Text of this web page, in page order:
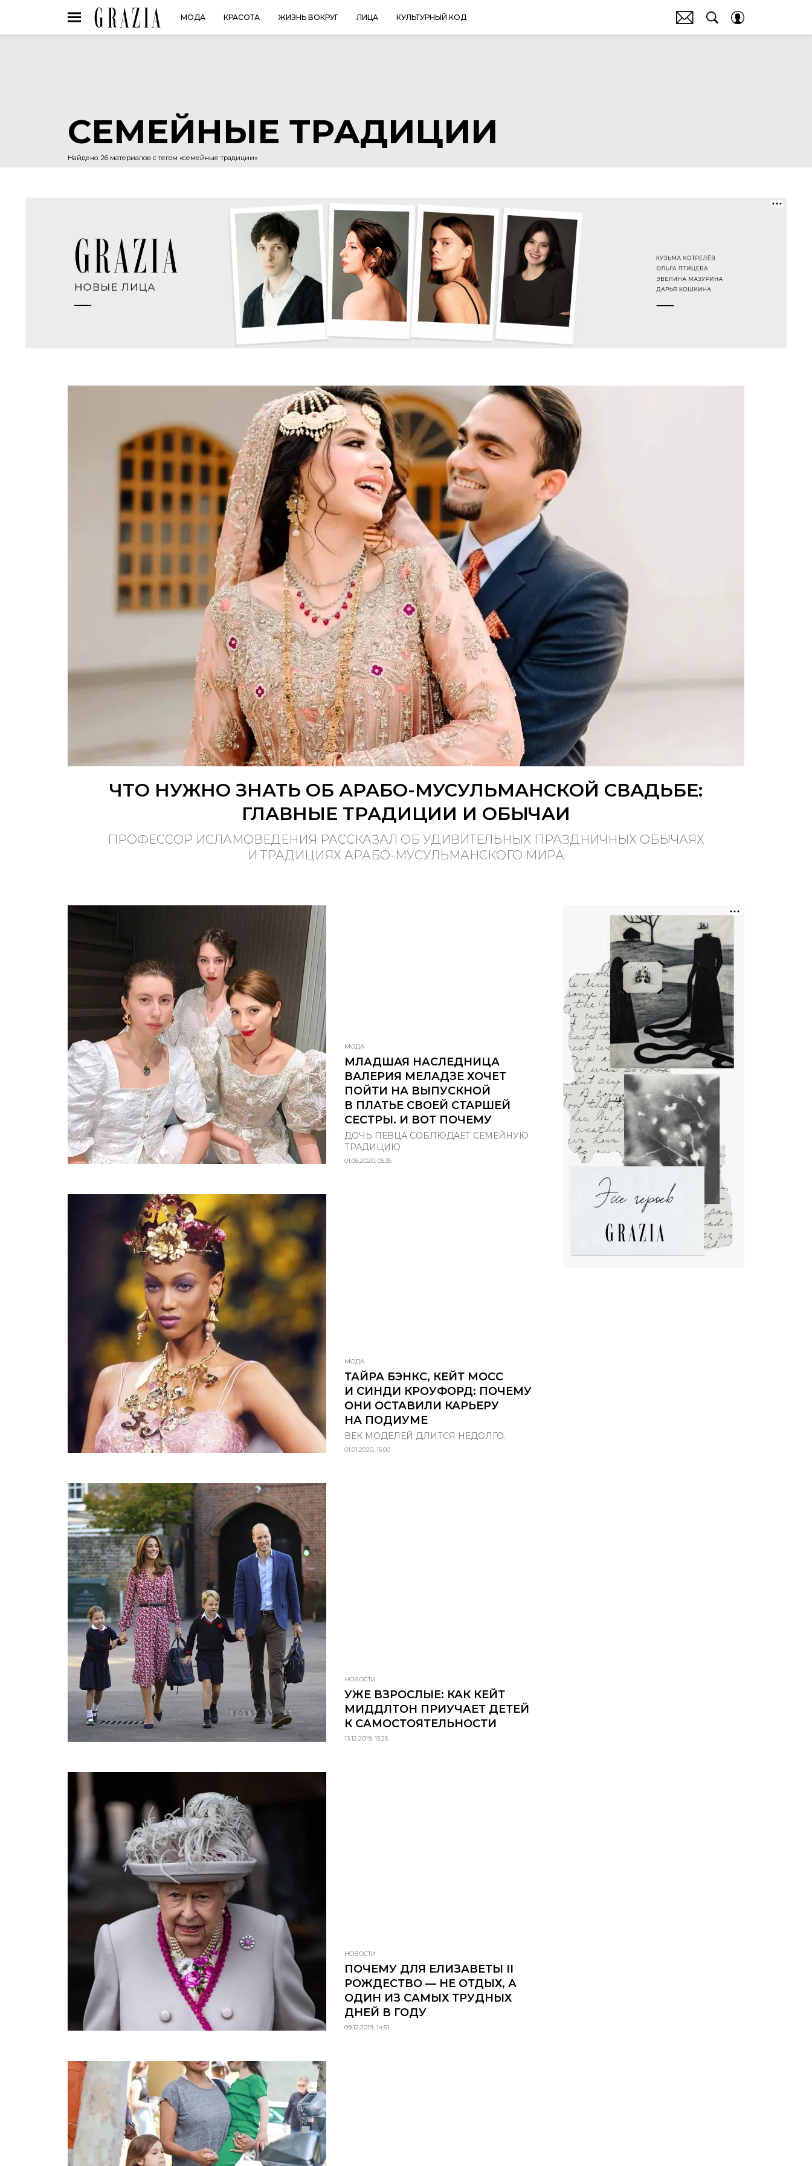
МОДА КРАСОТА ЖИЗНЬ ВОКРУГ ЛИЦА КУЛЬТУРНЫЙ КОД
СЕМЕЙНЫЕ ТРАДИЦИИ
Найдено: 26 материалов с тегом «семейные традиции»
ЧТО НУЖНО ЗНАТЬ ОБ АРАБО-МУСУЛЬМАНСКОЙ СВАДЬБЕ:
ГЛАВНЫЕ ТРАДИЦИИ И ОБЫЧАИ
ПРОФЕССОР ИСЛАМОВЕДЕНИЯ РАССКАЗАЛ ОБ УДИВИТЕЛЬНЫХ ПРАЗДНИЧНЫХ ОБЫЧАЯХ
И ТРАДИЦИЯХ АРАБО-МУСУЛЬМАНСКОГО МИРА
МОДА
МЛАДШАЯ НАСЛЕДНИЦА
ВАЛЕРИЯ МЕЛАДЗЕ ХОЧЕТ
ПОЙТИ НА ВЫПУСКНОЙ
В ПЛАТЬЕ СВОЕЙ СТАРШЕЙ
СЕСТРЫ. И ВОТ ПОЧЕМУ
ДОЧЬ ПЕВЦА СОБЛЮДАЕТ СЕМЕЙНУЮ
ТРАДИЦИЮ
01.06.2020, 05:35
МОДА
ТАЙРА БЭНКС, КЕЙТ МОСС
И СИНДИ КРОУФОРД: ПОЧЕМУ
ОНИ ОСТАВИЛИ КАРЬЕРУ
НА ПОДИУМЕ
ВЕК МОДЕЛЕЙ ДЛИТСЯ НЕДОЛГО.
01.01.2020, 15:00
НОВОСТИ
УЖЕ ВЗРОСЛЫЕ: КАК КЕЙТ
МИДДЛТОН ПРИУЧАЕТ ДЕТЕЙ
К САМОСТОЯТЕЛЬНОСТИ
13.12.2019, 13:25
НОВОСТИ
ПОЧЕМУ ДЛЯ ЕЛИЗАВЕТЫ II
РОЖДЕСТВО — НЕ ОТДЫХ, А
ОДИН ИЗ САМЫХ ТРУДНЫХ
ДНЕЙ В ГОДУ
09.12.2019, 14:51